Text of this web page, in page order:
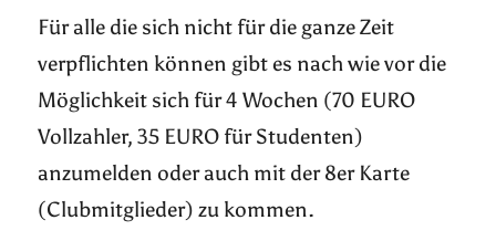
Für alle die sich nicht für die ganze Zeit
verpflichten können gibt es nach wie vor die
Möglichkeit sich für 4 Wochen (70 EURO
Vollzahler, 35 EURO für Studenten)
anzumelden oder auch mit der 8er Karte
(Clubmitglieder) zu kommen.